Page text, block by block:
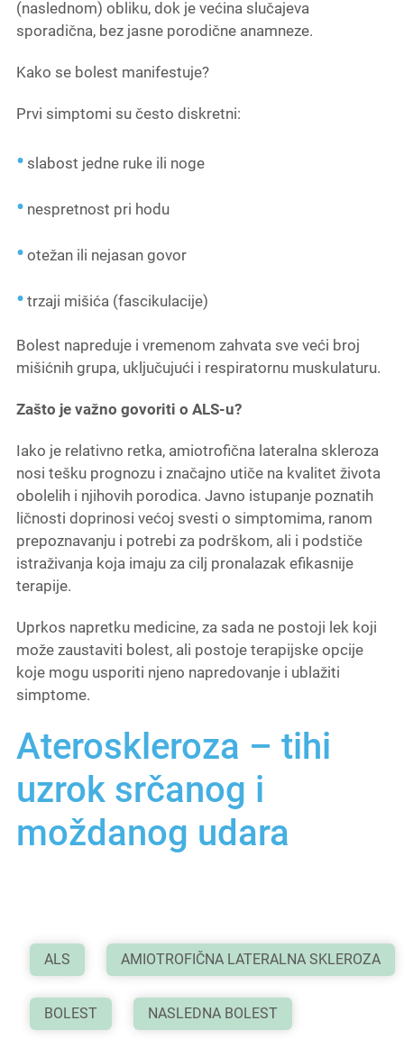
(naslednom) obliku, dok je većina slučajeva
sporadična, bez jasne porodične anamneze.
Kako se bolest manifestuje?
Prvi simptomi su često diskretni:
slabost jedne ruke ili noge
nespretnost pri hodu
otežan ili nejasan govor
trzaji mišića (fascikulacije)
Bolest napreduje i vremenom zahvata sve veći broj
mišićnih grupa, uključujući i respiratornu muskulaturu.
Zašto je važno govoriti o ALS-u?
Iako je relativno retka, amiotrofična lateralna skleroza
nosi tešku prognozu i značajno utiče na kvalitet života
obolelih i njihovih porodica. Javno istupanje poznatih
ličnosti doprinosi većoj svesti o simptomima, ranom
prepoznavanju i potrebi za podrškom, ali i podstiče
istraživanja koja imaju za cilj pronalazak efikasnije
terapije.
Uprkos napretku medicine, za sada ne postoji lek koji
može zaustaviti bolest, ali postoje terapijske opcije
koje mogu usporiti njeno napredovanje i ublažiti
simptome.
Ateroskleroza – tihi
uzrok srčanog i
moždanog udara
ALS AMIOTROFIČNA LATERALNA SKLEROZA
BOLEST NASLEDNA BOLEST